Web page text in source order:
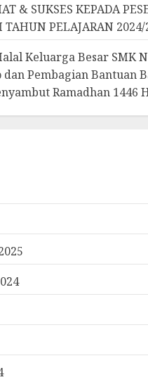
& SUKSES KEPADA
TAHUN PELAJARAN 2024/
Keluarga Besar SMK
dan Pembagian Bantuan
Ramadhan 1446